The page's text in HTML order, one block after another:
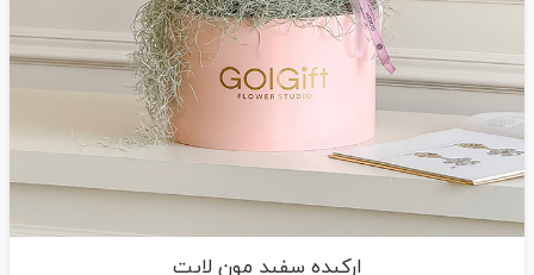
ارکیده سفید مون لایت